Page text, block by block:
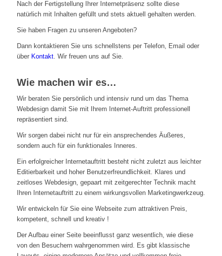
Nach der Fertigstellung Ihrer Internetpräsenz sollte diese
natürlich mit Inhalten gefüllt und stets aktuell gehalten werden.
Sie haben Fragen zu unseren Angeboten?
Dann kontaktieren Sie uns schnellstens per Telefon, Email oder
über Kontakt. Wir freuen uns auf Sie.
Wie machen wir es…
Wir beraten Sie persönlich und intensiv rund um das Thema
Webdesign damit Sie mit Ihrem Internet-Auftritt professionell
repräsentiert sind.
Wir sorgen dabei nicht nur für ein ansprechendes Äußeres,
sondern auch für ein funktionales Inneres.
Ein erfolgreicher Internetauftritt besteht nicht zuletzt aus leichter
Editierbarkeit und hoher Benutzerfreundlichkeit. Klares und
zeitloses Webdesign, gepaart mit zeitgerechter Technik macht
Ihren Internetauftritt zu einem wirkungsvollen Marketingwerkzeug.
Wir entwickeln für Sie eine Webseite zum attraktiven Preis,
kompetent, schnell und kreativ !
Der Aufbau einer Seite beeinflusst ganz wesentlich, wie diese
von den Besuchern wahrgenommen wird. Es gibt klassische